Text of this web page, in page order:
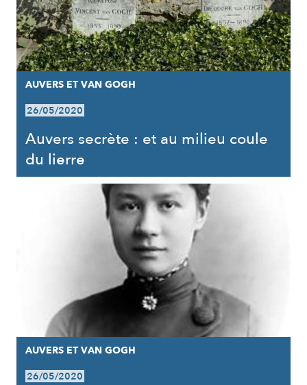
AUVERS ET VAN GOGH
26/05/2020
Auvers secrète : et au milieu coule
du lierre
AUVERS ET VAN GOGH
26/05/2020